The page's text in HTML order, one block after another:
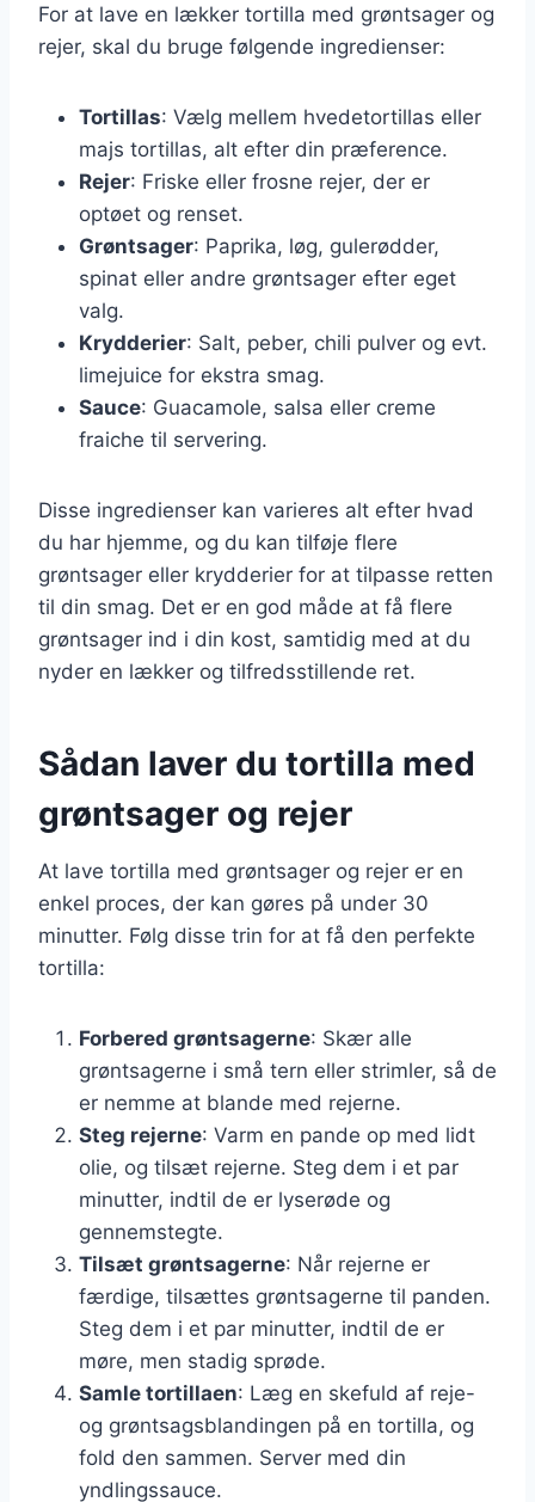
For at lave en lækker tortilla med grøntsager og
rejer, skal du bruge følgende ingredienser:
Tortillas: Vælg mellem hvedetortillas eller
majs tortillas, alt efter din præference.
Rejer: Friske eller frosne rejer, der er
optøet og renset.
Grøntsager: Paprika, løg, gulerødder,
spinat eller andre grøntsager efter eget
valg.
Krydderier: Salt, peber, chili pulver og evt.
limejuice for ekstra smag.
Sauce: Guacamole, salsa eller creme
fraiche til servering.
Disse ingredienser kan varieres alt efter hvad
du har hjemme, og du kan tilføje flere
grøntsager eller krydderier for at tilpasse retten
til din smag. Det er en god måde at få flere
grøntsager ind i din kost, samtidig med at du
nyder en lækker og tilfredsstillende ret.
Sådan laver du tortilla med
grøntsager og rejer
At lave tortilla med grøntsager og rejer er en
enkel proces, der kan gøres på under 30
minutter. Følg disse trin for at få den perfekte
tortilla:
Forbered grøntsagerne: Skær alle
grøntsagerne i små tern eller strimler, så de
er nemme at blande med rejerne.
Steg rejerne: Varm en pande op med lidt
olie, og tilsæt rejerne. Steg dem i et par
minutter, indtil de er lyserøde og
gennemstegte.
Tilsæt grøntsagerne: Når rejerne er
færdige, tilsættes grøntsagerne til panden.
Steg dem i et par minutter, indtil de er
møre, men stadig sprøde.
Samle tortillaen: Læg en skefuld af reje-
og grøntsagsblandingen på en tortilla, og
fold den sammen. Server med din
yndlingssauce.